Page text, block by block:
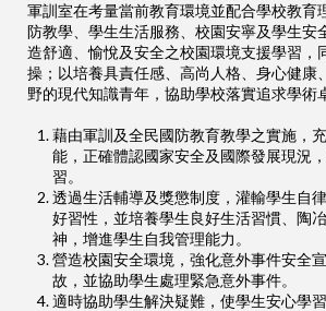
軍訓室在考量當前教育環境並配合學校教育
防教學、學生生活服務、校園安寧及學生安
造舒適、愉悅及安全之校園環境支援學習，
操；以培養具責任感、高尚人格、身心健康
野的現代知識青年，協助學校落實追求學術
藉由軍訓及全民國防教育教學之實施，
能，正確體認國家安全及國際發展現況
習。
透過生活輔導及獎懲制度，灌輸學生自
好習性，並培養學生良好生活習慣、陶
神，增進學生自我管理能力。
營造校園安全環境，強化意外事件安全
故，並協助學生處理緊急意外事件。
適時協助學生解決疑難，使學生安心學習